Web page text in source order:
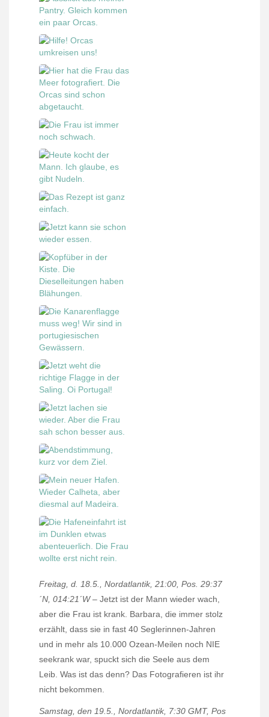
Freitag, d. 18.5., Nordatlantik, 21:00, Pos. 29:37
´N, 014:21´W – Jetzt ist der Mann wieder wach,
aber die Frau ist krank. Barbara, die immer stolz
erzählt, dass sie in fast 40 Seglerinnen-Jahren
und in mehr als 10.000 Ozean-Meilen noch NIE
seekrank war, spuckt sich die Seele aus dem
Leib. Was ist das denn? Das Fotografieren ist ihr
nicht bekommen.
Samstag, den 19.5., Nordatlantik, 7:30 GMT, Pos